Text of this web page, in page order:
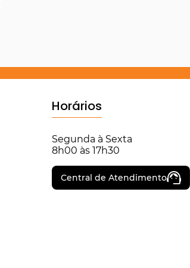
Horários
Segunda à Sexta
8h00 às 17h30
Central de Atendimento